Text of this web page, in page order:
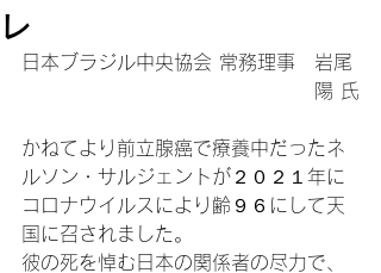
レ
日本ブラジル中央協会 常務理事　岩尾
陽 氏
かねてより前立腺癌で療養中だったネ
ルソン・サルジェントが２０２１年に
コロナウイルスにより齢９６にして天
国に召されました。
彼の死を悼む日本の関係者の尽力で、